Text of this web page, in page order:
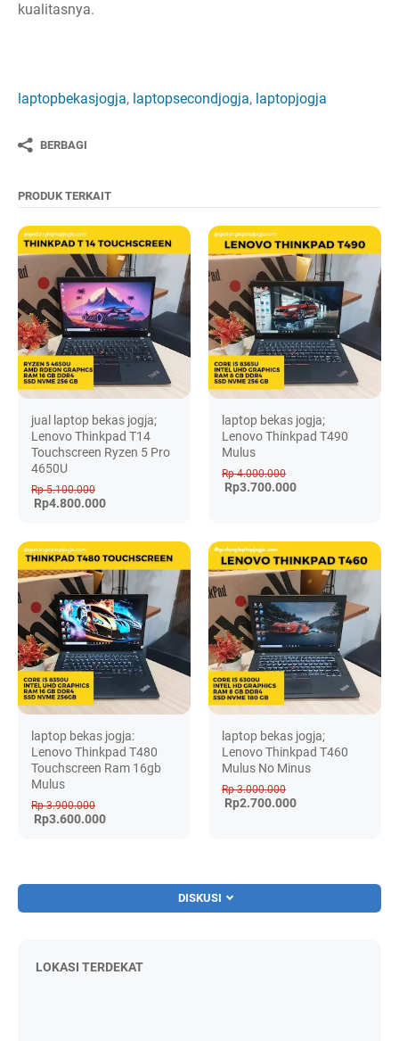
kualitasnya.
laptopbekasjogja, laptopsecondjogja, laptopjogja
BERBAGI
PRODUK TERKAIT
jual laptop bekas jogja;
Lenovo Thinkpad T14
Touchscreen Ryzen 5 Pro
4650U
Rp 5.100.000
Rp4.800.000
laptop bekas jogja;
Lenovo Thinkpad T490
Mulus
Rp 4.000.000
Rp3.700.000
laptop bekas jogja:
Lenovo Thinkpad T480
Touchscreen Ram 16gb
Mulus
Rp 3.900.000
Rp3.600.000
laptop bekas jogja;
Lenovo Thinkpad T460
Mulus No Minus
Rp 3.000.000
Rp2.700.000
DISKUSI
LOKASI TERDEKAT